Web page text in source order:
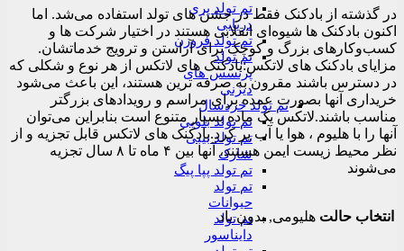
تم تولد پری
دریایی
تم تولد فروزن
تم تولد
پرنسس های
دیزنی
تم تولد خردسال
تم تولد بلویی
تم تولد بیبی
شارک
تم تولد پپا پیگ
تم تولد
حیوانات
تم تولد
دایناسور
در گذشته از بادکنک فقط در جشن های تولد استفاده می‌شد. اما
اکنون بادکنک ها شیوه‌ای انقلابی هستند در اختیار شرکت ها و
کسب‌وکارهای بزرگ و کوچک برای آراستن و ترویج خدماتشان.
مزایای بادکنک های لاتکس:بادکنک های لاتکس از هر نوع و شکلی که
در دسترس باشند مقرون به صرفه ترین هستند، این باعث می‌شود
خریداری آنها بصورت عمده برای مراسم و رویدادهای بزرگتر
مناسب باشند.لاتکس یک ماده بسیار متنوع است بنابراین می‌توان
آنها را با هلیوم ، هوا یا آب پر کرد.بادکنک های لاتکس قابل تجزیه و از
نظر محیط زیست ایمن هستند، آنها بین ۴ ماه تا ۸ سال تجزیه
می‌شوند
انتخاب حالت هلیومی, بدون باد